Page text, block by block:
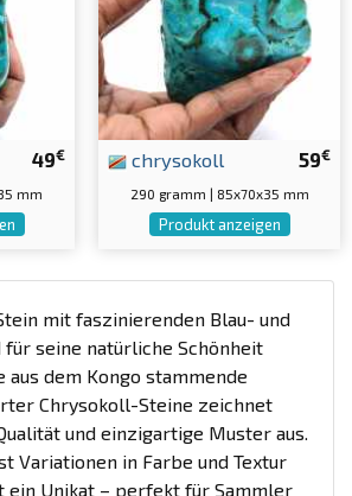
49€
mm
59€
chrysokoll
290 gramm | 85x70x35 mm
Produkt anzeigen
mit faszinierenden Blau- und
für seine natürliche Schönheit
aus dem Kongo stammende
Chrysokoll-Steine zeichnet
und einzigartige Muster aus.
Variationen in Farbe und Textur
ein Unikat – perfekt für Sammler